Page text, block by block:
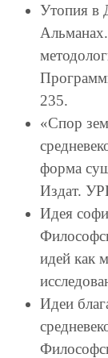
Утопия в
235.
«Спор
форма
Издат.
Идея
идей как
Идеи